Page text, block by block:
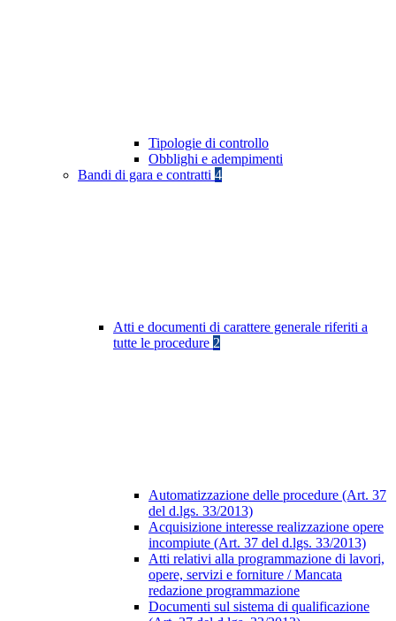
Tipologie di controllo
Obblighi e adempimenti
Bandi di gara e contratti 4
Atti e documenti di carattere generale riferiti a
tutte le procedure 2
Automatizzazione delle procedure (Art. 37
del d.lgs. 33/2013)
Acquisizione interesse realizzazione opere
incompiute (Art. 37 del d.lgs. 33/2013)
Atti relativi alla programmazione di lavori,
opere, servizi e forniture / Mancata
redazione programmazione
Documenti sul sistema di qualificazione